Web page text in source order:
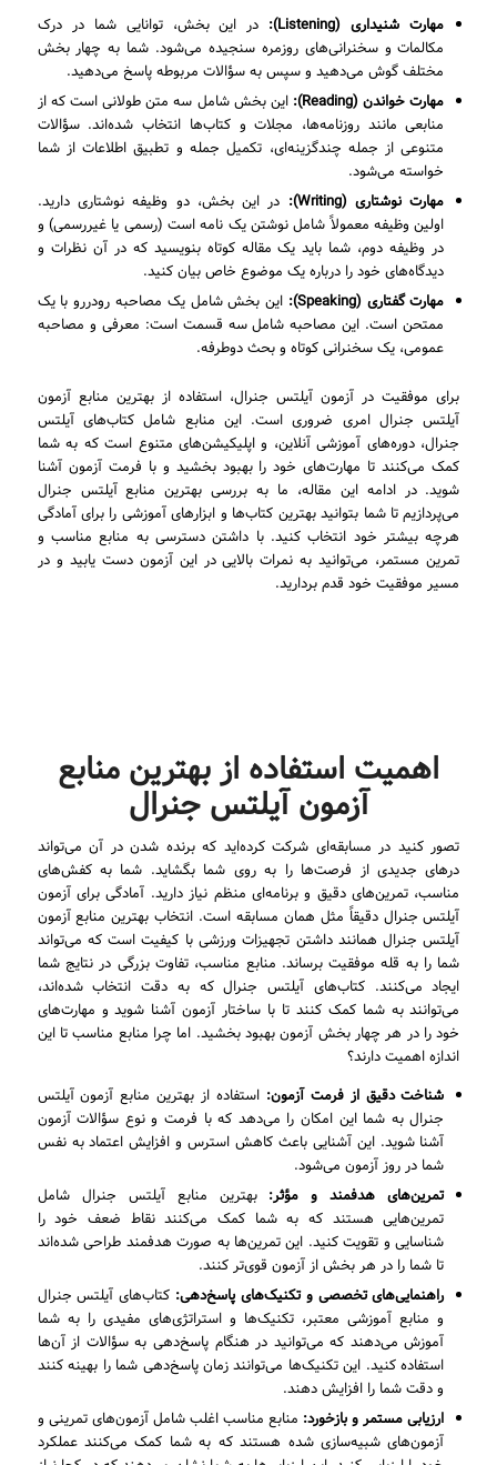
مهارت شنیداری (Listening
): در این بخش، توانایی شما در درک
مکالمات و سخنرانی‌های روزمره سنجیده می‌شود. شما به چهار بخش
مختلف گوش می‌دهید و سپس به سؤالات مربوطه پاسخ می‌دهید.
مهارت خواندن (Reading
): این بخش شامل سه متن طولانی است که از
منابعی مانند روزنامه‌ها، مجلات و کتاب‌ها انتخاب شده‌اند. سؤالات
متنوعی از جمله چندگزینه‌ای، تکمیل جمله و تطبیق اطلاعات از شما
خواسته می‌شود.
مهارت نوشتاری (Writing
): در این بخش، دو وظیفه نوشتاری دارید.
اولین وظیفه معمولاً شامل نوشتن یک نامه است (رسمی یا غیررسمی) و
در وظیفه دوم، شما باید یک مقاله کوتاه بنویسید که در آن نظرات و
دیدگاه‌های خود را درباره یک موضوع خاص بیان کنید.
مهارت گفتاری (Speaking
): این بخش شامل یک مصاحبه رودررو با یک
ممتحن است. این مصاحبه شامل سه قسمت است: معرفی و مصاحبه
عمومی، یک سخنرانی کوتاه و بحث دوطرفه.
برای موفقیت در آزمون آیلتس جنرال، استفاده از بهترین منابع آزمون
آیلتس جنرال امری ضروری است. این منابع شامل کتاب‌های آیلتس
جنرال، دوره‌های آموزشی آنلاین، و اپلیکیشن‌های متنوع است که به شما
کمک می‌کنند تا مهارت‌های خود را بهبود بخشید و با فرمت آزمون آشنا
شوید. در ادامه این مقاله، ما به بررسی بهترین منابع آیلتس جنرال
می‌پردازیم تا شما بتوانید بهترین کتاب‌ها و ابزارهای آموزشی را برای آمادگی
هرچه بیشتر خود انتخاب کنید. با داشتن دسترسی به منابع مناسب و
تمرین مستمر، می‌توانید به نمرات بالایی در این آزمون دست یابید و در
مسیر موفقیت خود قدم بردارید.
اهمیت استفاده از بهترین منابع
آزمون آیلتس جنرال
تصور کنید در مسابقه‌ای شرکت کرده‌اید که برنده شدن در آن می‌تواند
درهای جدیدی از فرصت‌ها را به روی شما بگشاید. شما به کفش‌های
مناسب، تمرین‌های دقیق و برنامه‌ای منظم نیاز دارید. آمادگی برای آزمون
آیلتس جنرال دقیقاً مثل همان مسابقه است. انتخاب بهترین منابع آزمون
آیلتس جنرال همانند داشتن تجهیزات ورزشی با کیفیت است که می‌تواند
شما را به قله موفقیت برساند. منابع مناسب، تفاوت بزرگی در نتایج شما
ایجاد می‌کنند. کتاب‌های آیلتس جنرال که به دقت انتخاب شده‌اند،
می‌توانند به شما کمک کنند تا با ساختار آزمون آشنا شوید و مهارت‌های
خود را در هر چهار بخش آزمون بهبود بخشید. اما چرا منابع مناسب تا این
اندازه اهمیت دارند؟
شناخت دقیق از فرمت آزمون: استفاده از بهترین منابع آزمون آیلتس
جنرال به شما این امکان را می‌دهد که با فرمت و نوع سؤالات آزمون
آشنا شوید. این آشنایی باعث کاهش استرس و افزایش اعتماد به نفس
شما در روز آزمون می‌شود.
تمرین‌های هدفمند و مؤثر: بهترین منابع آیلتس جنرال شامل
تمرین‌هایی هستند که به شما کمک می‌کنند نقاط ضعف خود را
شناسایی و تقویت کنید. این تمرین‌ها به صورت هدفمند طراحی شده‌اند
تا شما را در هر بخش از آزمون قوی‌تر کنند.
راهنمایی‌های تخصصی و تکنیک‌های پاسخ‌دهی: کتاب‌های آیلتس جنرال
و منابع آموزشی معتبر، تکنیک‌ها و استراتژی‌های مفیدی را به شما
آموزش می‌دهند که می‌توانید در هنگام پاسخ‌دهی به سؤالات از آن‌ها
استفاده کنید. این تکنیک‌ها می‌توانند زمان پاسخ‌دهی شما را بهینه کنند
و دقت شما را افزایش دهند.
ارزیابی مستمر و بازخورد: منابع مناسب اغلب شامل آزمون‌های تمرینی و
آزمون‌های شبیه‌سازی شده هستند که به شما کمک می‌کنند عملکرد